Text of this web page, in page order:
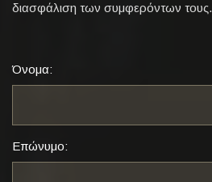
διασφάλιση των συμφερόντων τους.
Όνομα:
Επώνυμο: